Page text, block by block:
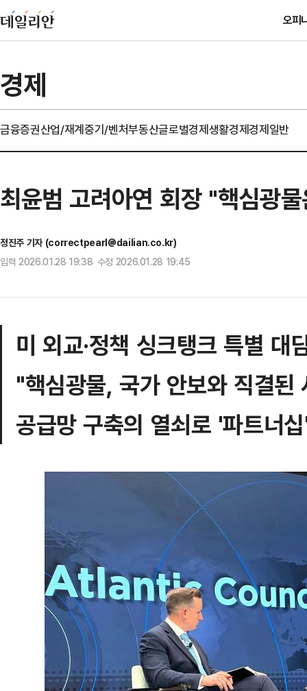
오피
경제
금융증권산업/재계중기/벤처부동산글로벌경제생활경제경제일반
최윤범 고려아연 회장 "핵심광
정진주 기자 (correctpearl@dailian.co.kr)
입력 2026.01.28 19:38 수정 2026.01.28 19:45
미 외교·정책 싱크탱크 특별 대
"핵심광물, 국가 안보와 직결된
공급망 구축의 열쇠로 '파트너